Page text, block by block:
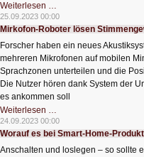
Weiterlesen …
zu
Online-
Steuererklärung
25.09.2023 00:00
Mirkofon-Roboter lösen
Forscher haben ein neues
mehreren Mikrofonen auf mobilen
Sprachzonen unterteilen und die
Die Nutzer hören dank System der
es ankommen soll
Weiterlesen …
Roboter
lösen
Stimmengewirr
24.09.2023 00:00
Worauf es bei Smart-Home-
Anschalten und loslegen – so sollte